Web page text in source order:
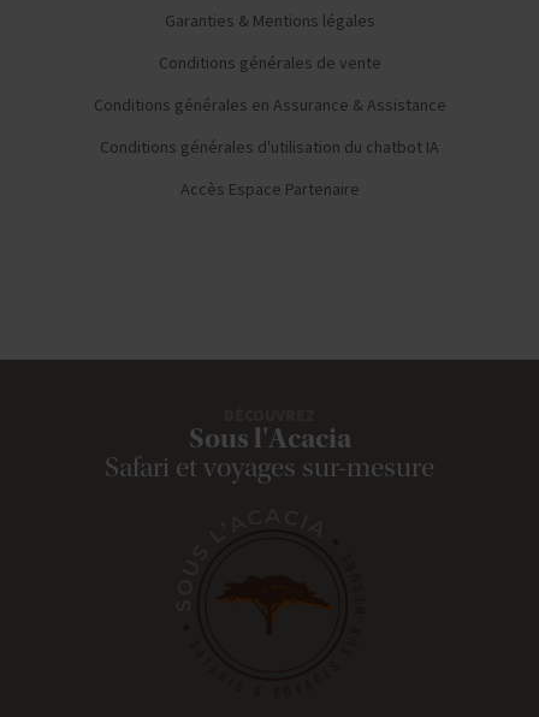
Garanties & Mentions légales
Conditions générales de vente
Conditions générales en Assurance & Assistance
Conditions générales d'utilisation du chatbot IA
Accès Espace Partenaire
Sous l'Acacia
Safari et voyages sur-mesure